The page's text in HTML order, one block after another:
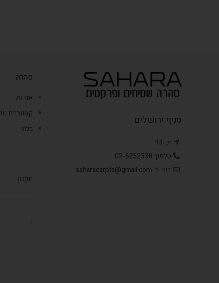
סניף ירושלים
יפו44
טלפון: 02-6252338
דוא"ל: saharacarpts@gmail.com
סהרה
אודות
קטגוריות
בלוג
תקנון
,